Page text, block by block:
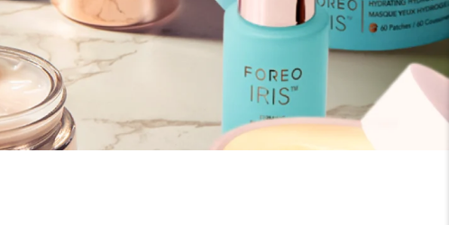
Mes commandes
Mes adresses
Mes abonnements